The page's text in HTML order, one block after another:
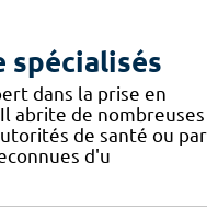
spécialisés
dans la prise en
abrite de nombreuses
de santé ou par
d'u